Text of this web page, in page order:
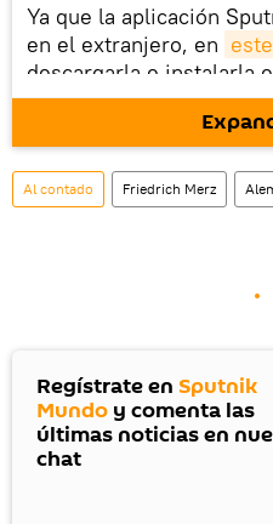
Ya que la aplicación
en el extranjero, en
descargarla e instalarla
móvil (¡solo para
Al contado Friedrich Merz
Regístrate en Sputnik
Mundo y comenta las
últimas noticias en
chat